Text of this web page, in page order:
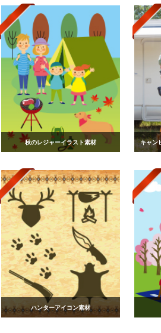
秋のレジャーイラスト素材
ハンターアイコン素材